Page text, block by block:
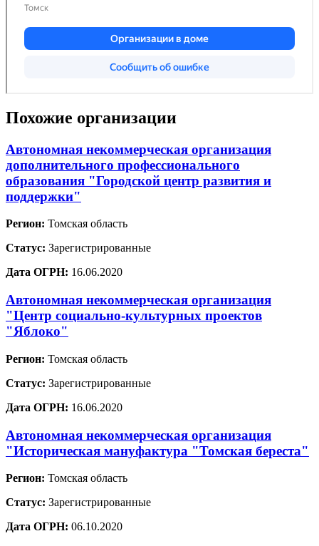
Похожие организации
Автономная некоммерческая организация
дополнительного профессионального
образования "Городской центр развития и
поддержки"
Регион: Томская область
Статус: Зарегистрированные
Дата ОГРН: 16.06.2020
Автономная некоммерческая организация
"Центр социально-культурных проектов
"Яблоко"
Регион: Томская область
Статус: Зарегистрированные
Дата ОГРН: 16.06.2020
Автономная некоммерческая организация
"Историческая мануфактура "Томская береста"
Регион: Томская область
Статус: Зарегистрированные
Дата ОГРН: 06.10.2020